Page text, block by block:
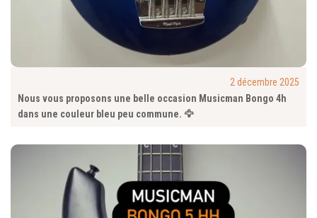
2 décembre 2025
Nous vous proposons une belle occasion Musicman Bongo 4h
dans une couleur bleu peu commune. 🦅